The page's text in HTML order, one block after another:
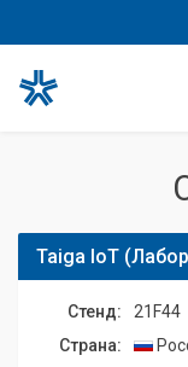
Taiga IoT
Стенд:
21F44
Страна: